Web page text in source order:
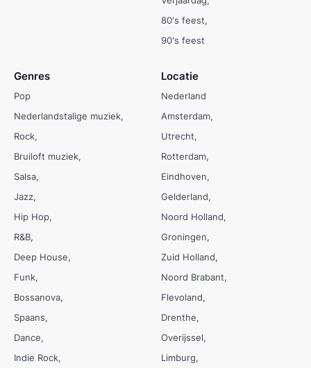
80's feest
90's feest
Genres
Pop
Nederlandstalige muziek
Rock
Bruiloft muziek
Salsa
Jazz
Hip Hop
R&B
Deep House
Funk
Bossanova
Spaans
Dance
Indie Rock
Locatie
Nederland
Amsterdam
Utrecht
Rotterdam
Eindhoven
Gelderland
Noord Holland
Groningen
Zuid Holland
Noord Brabant
Flevoland
Drenthe
Overijssel
Limburg